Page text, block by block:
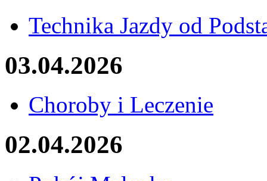
Technika Jazdy od
03.04.2026
Choroby i Leczenie
02.04.2026